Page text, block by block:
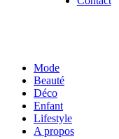
Mode
Beauté
Déco
Enfant
Lifestyle
A propos